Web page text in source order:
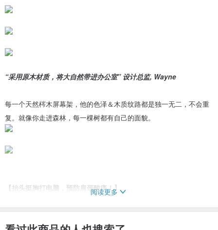
“采用原木材质，将大自然带进办公室” 设计总监, Wayne
每一个天然梣木屏幕架，他的色泽＆木质纹路都是独一无二，不会重
复。就像你走进森林，每一棵树都有自己的面貌。
【抬头挺胸打电脑，预防肩颈酸痛！】
阅读更多